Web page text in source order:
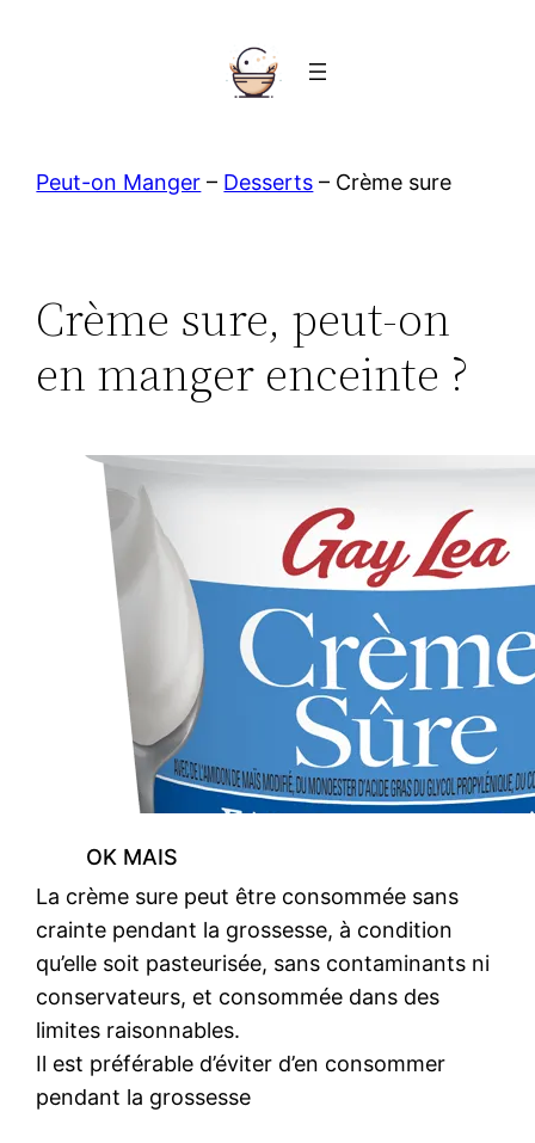
Peut-on Manger – Desserts – Crème sure
Crème sure, peut-on
en manger enceinte ?
OK MAIS
La crème sure peut être consommée sans
crainte pendant la grossesse, à condition
qu’elle soit pasteurisée, sans contaminants ni
conservateurs, et consommée dans des
limites raisonnables.
Il est préférable d’éviter d’en consommer
pendant la grossesse